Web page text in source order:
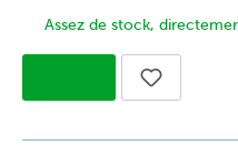
Assez de stock,